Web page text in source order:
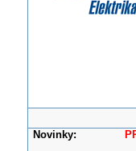
Novinky: